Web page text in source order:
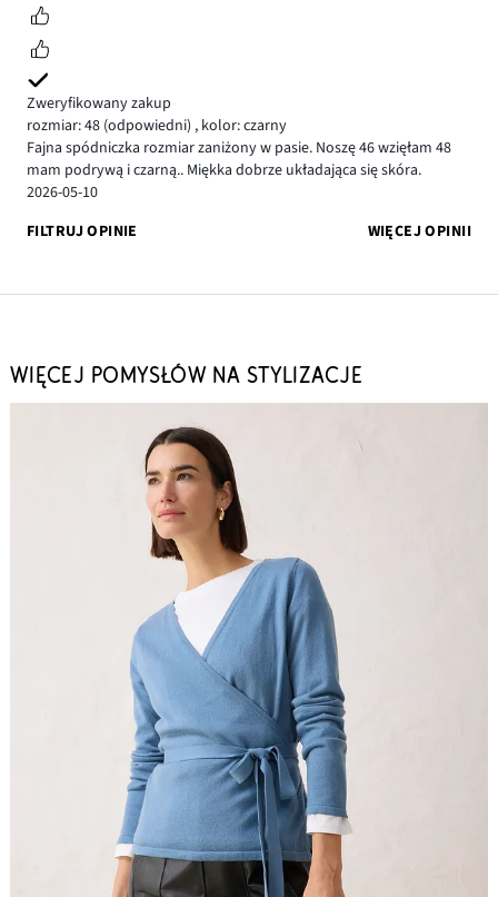
Zweryfikowany zakup
rozmiar: 48 (odpowiedni) , kolor: czarny
Fajna spódniczka rozmiar zaniżony w pasie. Noszę 46 wzięłam 48
mam podrywą i czarną.. Miękka dobrze układająca się skóra.
2026-05-10
FILTRUJ OPINIE
WIĘCEJ OPINII
WIĘCEJ POMYSŁÓW NA STYLIZACJE